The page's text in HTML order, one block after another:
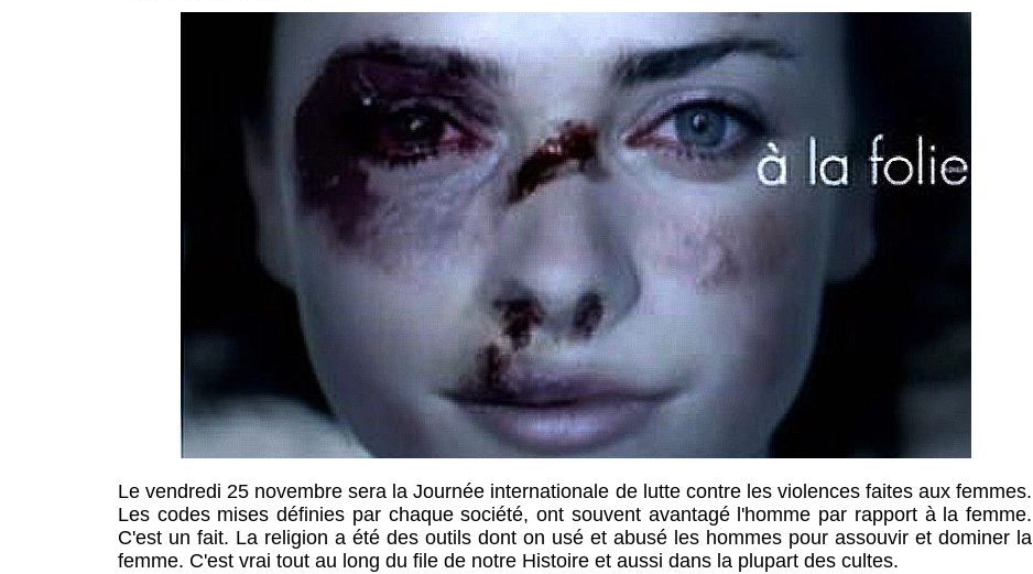
Le vendredi 25 novembre sera la Journée internationale de lutte contre les violences faites aux femmes.
Les codes mises définies par chaque société, ont souvent avantagé l'homme par rapport à la femme.
C'est un fait. La religion a été des outils dont on usé et abusé les hommes pour assouvir et dominer la
femme. C'est vrai tout au long du file de notre Histoire et aussi dans la plupart des cultes.